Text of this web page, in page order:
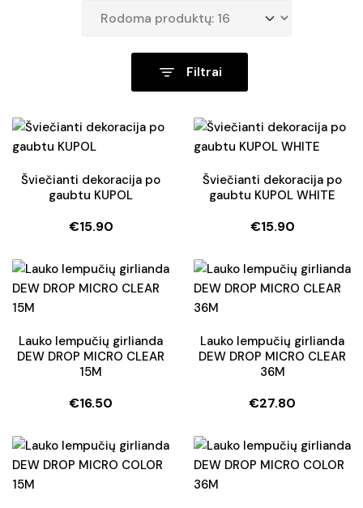
Filtrai
Šviečianti dekoracija po
gaubtu KUPOL
€15.90
Šviečianti dekoracija po
gaubtu KUPOL WHITE
€15.90
Lauko lempučių girlianda
DEW DROP MICRO CLEAR
15M
€16.50
Lauko lempučių girlianda
DEW DROP MICRO CLEAR
36M
€27.80